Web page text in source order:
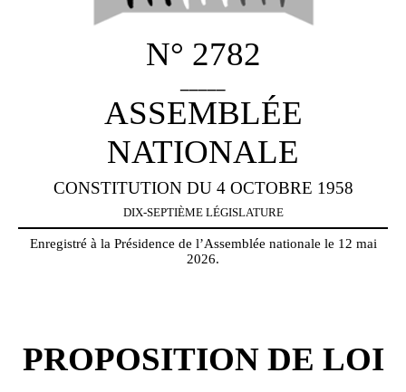
N° 2782
ASSEMBLÉE
NATIONALE
CONSTITUTION DU 4 OCTOBRE 1958
DIX-SEPTIÈME LÉGISLATURE
Enregistré à la Présidence de l’Assemblée nationale le 12 mai
2026.
PROPOSITION DE LOI